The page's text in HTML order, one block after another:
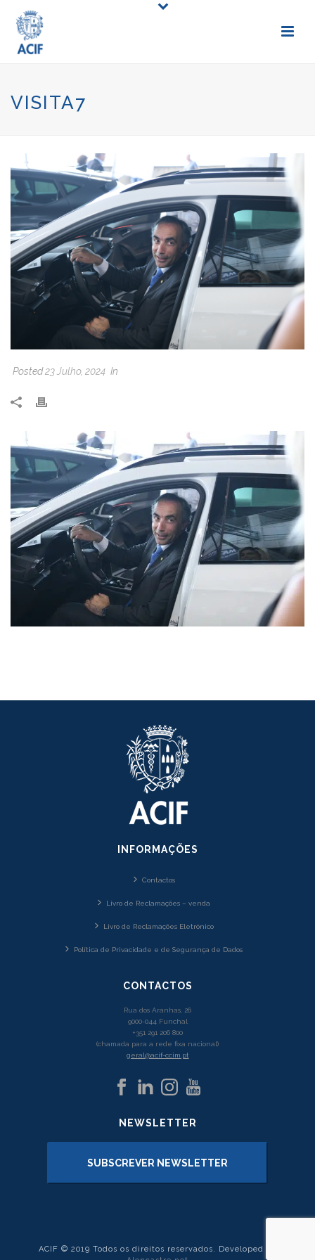
VISITA7
Posted23 Julho, 2024 In
INFORMAÇÕES
Contactos
Livro de Reclamações – venda
Livro de Reclamações Eletrónico
Política de Privacidade e de Segurança de Dados
CONTACTOS
Rua dos Aranhas, 26
9000-044 Funchal
+351 291 206 800
(chamada para a rede fixa nacional)
geral@acif-ccim.pt
NEWSLETTER
SUBSCREVER NEWSLETTER
ACIF © 2019 Todos os direitos reservados. Developed by